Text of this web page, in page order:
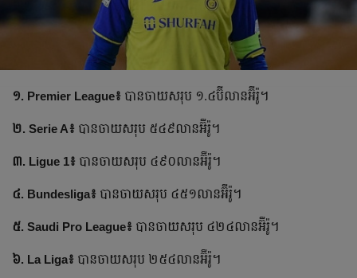
១. Premier League៖ បាន​ចាយ​សរុប​ ១.៤ប៊ីលាន​អ៊ឺរ៉ូ​។
២. Serie A៖ បាន​ចាយ​សរុប​ ៥៤៩លាន​អ៊ឺរ៉ូ​។
៣. Ligue 1៖ បាន​ចាយ​សរុប​ ៤៩០លាន​អ៊ឺរ៉ូ​។
៤. Bundesliga៖ បាន​ចាយ​សរុប​ ៤៥១លាន​អ៊ឺរ៉ូ​។
៥. Saudi Pro League៖ បាន​ចាយ​សរុប​ ៤២៤លាន​អ៊ឺរ៉ូ​។
៦. La Liga៖ បាន​ចាយ​សរុប​ ២៥៤លាន​អ៊ឺរ៉ូ​។